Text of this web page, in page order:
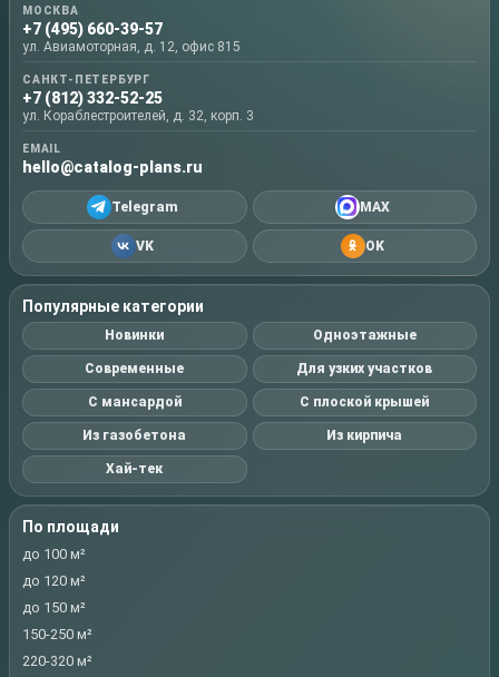
МОСКВА
+7 (495) 660-39-57
ул. Авиамоторная, д. 12, офис 815
САНКТ-ПЕТЕРБУРГ
+7 (812) 332-52-25
ул. Кораблестроителей, д. 32, корп. 3
EMAIL
hello@catalog-plans.ru
Telegram MAX
VK OK
Популярные категории
Новинки Одноэтажные
Современные Для узких участков
С мансардой С плоской крышей
Из газобетона Из кирпича
Хай-тек
По площади
до 100 м²
до 120 м²
до 150 м²
150-250 м²
220-320 м²